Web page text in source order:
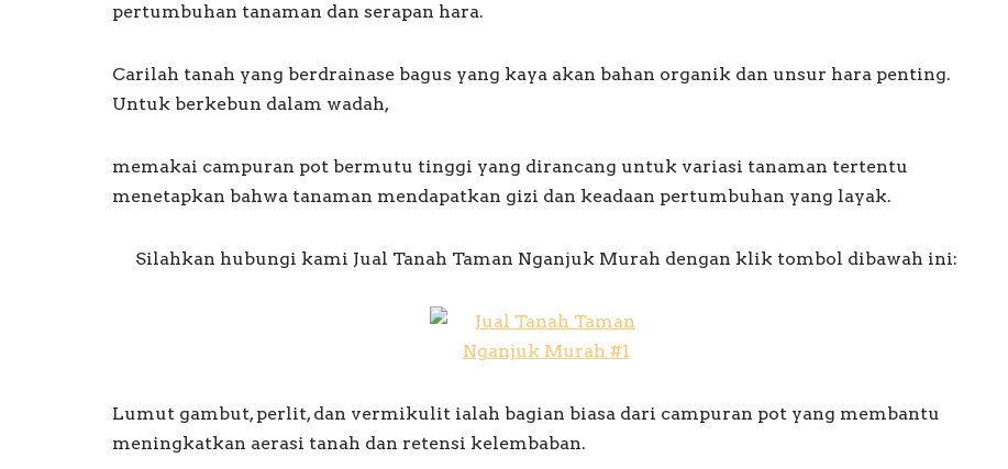
pertumbuhan tanaman dan serapan hara.
Carilah tanah yang berdrainase bagus yang kaya akan bahan organik dan unsur hara penting.
Untuk berkebun dalam wadah,
memakai campuran pot bermutu tinggi yang dirancang untuk variasi tanaman tertentu
menetapkan bahwa tanaman mendapatkan gizi dan keadaan pertumbuhan yang layak.
Silahkan hubungi kami Jual Tanah Taman Nganjuk Murah dengan klik tombol dibawah ini:
Lumut gambut, perlit, dan vermikulit ialah bagian biasa dari campuran pot yang membantu
meningkatkan aerasi tanah dan retensi kelembaban.